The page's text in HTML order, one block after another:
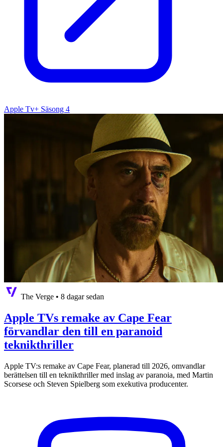
Apple Tv+ Säsong 4
The Verge • 8 dagar sedan
Apple TVs remake av Cape Fear
förvandlar den till en paranoid
teknikthriller
Apple TV:s remake av Cape Fear, planerad till 2026, omvandlar
berättelsen till en teknikthriller med inslag av paranoia, med Martin
Scorsese och Steven Spielberg som exekutiva producenter.